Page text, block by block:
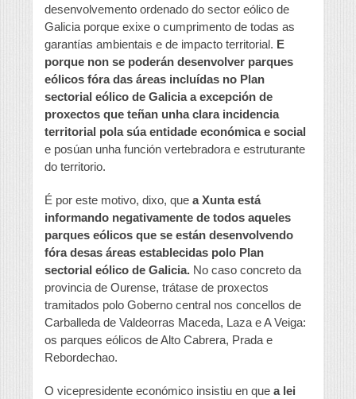
desenvolvemento ordenado do sector eólico de
Galicia porque exixe o cumprimento de todas as
garantías ambientais e de impacto territorial. E
porque non se poderán desenvolver parques
eólicos fóra das áreas incluídas no Plan
sectorial eólico de Galicia a excepción de
proxectos que teñan unha clara incidencia
territorial pola súa entidade económica e social
e posúan unha función vertebradora e estruturante
do territorio.
É por este motivo, dixo, que a Xunta está
informando negativamente de todos aqueles
parques eólicos que se están desenvolvendo
fóra desas áreas establecidas polo Plan
sectorial eólico de Galicia. No caso concreto da
provincia de Ourense, trátase de proxectos
tramitados polo Goberno central nos concellos de
Carballeda de Valdeorras Maceda, Laza e A Veiga:
os parques eólicos de Alto Cabrera, Prada e
Rebordechao.
O vicepresidente económico insistiu en que a lei